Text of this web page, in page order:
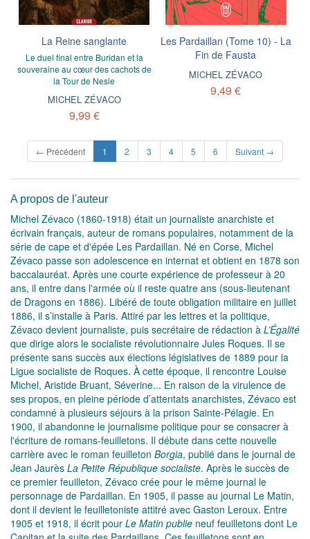
La Reine sanglante
Le duel final entre Buridan et la
souveraine au cœur des cachots de
la Tour de Nesle
MICHEL ZÉVACO
9,99 €
Les Pardaillan (Tome 10) - La
Fin de Fausta
MICHEL ZÉVACO
9,49 €
← Précédent 1 (current)
2 3 4 5 6 Suivant →
A propos de l'auteur
Michel Zévaco (1860-1918) était un journaliste anarchiste et
écrivain français, auteur de romans populaires, notamment de la
série de cape et d'épée Les Pardaillan. Né en Corse, Michel
Zévaco passe son adolescence en internat et obtient en 1878 son
baccalauréat. Après une courte expérience de professeur à 20
ans, il entre dans l'armée où il reste quatre ans (sous-lieutenant
de Dragons en 1886). Libéré de toute obligation militaire en juillet
1886, il s’installe à Paris. Attiré par les lettres et la politique,
Zévaco devient journaliste, puis secrétaire de rédaction à L’Égalité
que dirige alors le socialiste révolutionnaire Jules Roques. Il se
présente sans succès aux élections législatives de 1889 pour la
Ligue socialiste de Roques. À cette époque, il rencontre Louise
Michel, Aristide Bruant, Séverine... En raison de la virulence de
ses propos, en pleine période d’attentats anarchistes, Zévaco est
condamné à plusieurs séjours à la prison Sainte-Pélagie. En
1900, il abandonne le journalisme politique pour se consacrer à
l'écriture de romans-feuilletons. Il débute dans cette nouvelle
carrière avec le roman feuilleton Borgia, publié dans le journal de
Jean Jaurès La Petite République socialiste. Après le succès de
ce premier feuilleton, Zévaco crée pour le même journal le
personnage de Pardaillan. En 1905, il passe au journal Le Matin,
dont il devient le feuilletoniste attitré avec Gaston Leroux. Entre
1905 et 1918, il écrit pour Le Matin publie neuf feuilletons dont Le